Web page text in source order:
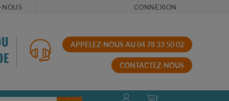
CONNEXION
APPELEZ-NOUS AU 04 78 33 50 02
CONTACTEZ-NOUS
(